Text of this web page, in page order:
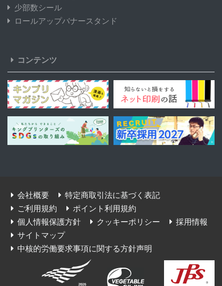
少部数シール
ロールアップバナースタンド
コンテンツ
会社概要
特定商取引法に基づく表記
ご利用規約
ポイント利用規約
個人情報保護方針
クッキーポリシー
採用情報
サイトマップ
中核的労働要求事項に関する方針声明